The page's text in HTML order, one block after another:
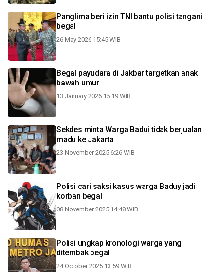
Panglima beri izin TNI bantu polisi tangani
begal
26 May 2026 15:45 WIB
Begal payudara di Jakbar targetkan anak
bawah umur
13 January 2026 15:19 WIB
Sekdes minta Warga Badui tidak berjualan
madu ke Jakarta
23 November 2025 6:26 WIB
Polisi cari saksi kasus warga Baduy jadi
korban begal
08 November 2025 14:48 WIB
Polisi ungkap kronologi warga yang
ditembak begal
24 October 2025 13:59 WIB